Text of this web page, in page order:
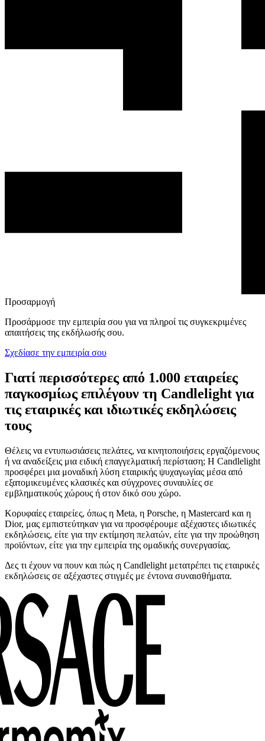
Προσαρμογή
Προσάρμοσε την εμπειρία σου για να πληροί τις συγκεκριμένες
απαιτήσεις της εκδήλωσής σου.
Σχεδίασε την εμπειρία σου
Γιατί περισσότερες από 1.000 εταιρείες
παγκοσμίως επιλέγουν τη Candlelight για
τις εταιρικές και ιδιωτικές εκδηλώσεις
τους
Θέλεις να εντυπωσιάσεις πελάτες, να κινητοποιήσεις εργαζόμενους
ή να αναδείξεις μια ειδική επαγγελματική περίσταση; Η Candlelight
προσφέρει μια μοναδική λύση εταιρικής ψυχαγωγίας μέσα από
εξατομικευμένες κλασικές και σύγχρονες συναυλίες σε
εμβληματικούς χώρους ή στον δικό σου χώρο.
Κορυφαίες εταιρείες, όπως η Meta, η Porsche, η Mastercard και η
Dior, μας εμπιστεύτηκαν για να προσφέρουμε αξέχαστες ιδιωτικές
εκδηλώσεις, είτε για την εκτίμηση πελατών, είτε για την προώθηση
προϊόντων, είτε για την εμπειρία της ομαδικής συνεργασίας.
Δες τι έχουν να πουν και πώς η Candlelight μετατρέπει τις εταιρικές
εκδηλώσεις σε αξέχαστες στιγμές με έντονα συναισθήματα.